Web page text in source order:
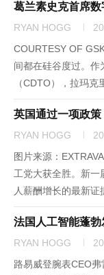
近12个月过去，这
葛兰素史克首席
RYAN HOGG
COURTESY OF
间都在硅谷度过。作
（CDTO），拉玛
（Salesforce）等科
药行业。尽管她的经
英国通过一项政
RYAN HOGG
图片来源：
工党大获全胜。新一
人薪酬增长的最新证
个承诺。Indeed
资涨幅为7%。这是
法国人工智能蓬
RYAN HOGG
路易威登腕表CEO